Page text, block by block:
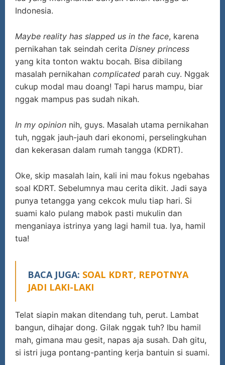
Indonesia.
Maybe reality has slapped us in the face, karena
pernikahan tak seindah cerita Disney princess
yang kita tonton waktu bocah. Bisa dibilang
masalah pernikahan complicated parah cuy. Nggak
cukup modal mau doang! Tapi harus mampu, biar
nggak mampus pas sudah nikah.
In my opinion nih, guys. Masalah utama pernikahan
tuh, nggak jauh-jauh dari ekonomi, perselingkuhan
dan kekerasan dalam rumah tangga (KDRT).
Oke, skip masalah lain, kali ini mau fokus ngebahas
soal KDRT. Sebelumnya mau cerita dikit. Jadi saya
punya tetangga yang cekcok mulu tiap hari. Si
suami kalo pulang mabok pasti mukulin dan
menganiaya istrinya yang lagi hamil tua. Iya, hamil
tua!
BACA JUGA: SOAL KDRT, REPOTNYA
JADI LAKI-LAKI
Telat siapin makan ditendang tuh, perut. Lambat
bangun, dihajar dong. Gilak nggak tuh? Ibu hamil
mah, gimana mau gesit, napas aja susah. Dah gitu,
si istri juga pontang-panting kerja bantuin si suami.